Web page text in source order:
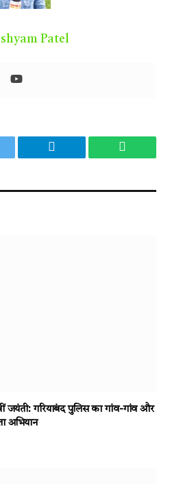
Patel
Telegram
जयंती: गरियाबंद पुलिस का गांव-गांव और
अभियान